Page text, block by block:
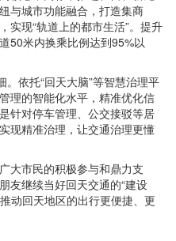
与城市功能融合，打造集商
实现“轨道上的都市生活”。提升
50米内换乘比例达到95%以
。依托“回天大脑”等智慧治理平
理的智能化水平，精准优化信
针对停车管理、公交接驳等居
现精准治理，让交通治理更懂
大市民的积极参与和鼎力支
友继续当好回天交通的“建设
动回天地区的出行更便捷、更